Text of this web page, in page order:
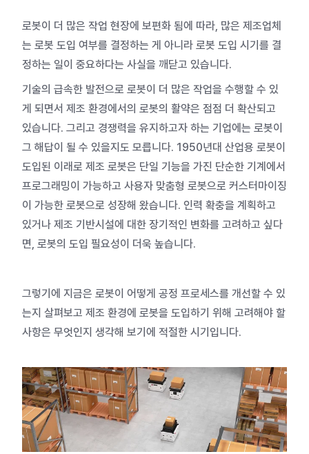
로봇이 더 많은 작업 현장에 보편화 됨에 따라, 많은 제조업체
는 로봇 도입 여부를 결정하는 게 아니라 로봇 도입 시기를 결
정하는 일이 중요하다는 사실을 깨닫고 있습니다.
기술의 급속한 발전으로 로봇이 더 많은 작업을 수행할 수 있
게 되면서 제조 환경에서의 로봇의 활약은 점점 더 확산되고
있습니다. 그리고 경쟁력을 유지하고자 하는 기업에는 로봇이
그 해답이 될 수 있을지도 모릅니다. 1950년대 산업용 로봇이
도입된 이래로 제조 로봇은 단일 기능을 가진 단순한 기계에서
프로그래밍이 가능하고 사용자 맞춤형 로봇으로 커스터마이징
이 가능한 로봇으로 성장해 왔습니다. 인력 확충을 계획하고
있거나 제조 기반시설에 대한 장기적인 변화를 고려하고 싶다
면, 로봇의 도입 필요성이 더욱 높습니다.
그렇기에 지금은 로봇이 어떻게 공정 프로세스를 개선할 수 있
는지 살펴보고 제조 환경에 로봇을 도입하기 위해 고려해야 할
사항은 무엇인지 생각해 보기에 적절한 시기입니다.